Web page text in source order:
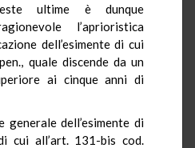
ultime è dunque
l’aprioristica
dell’esimente di cui
quale discende da un
ai cinque anni di
generale dell’esimente di
cui all’art. 131-bis cod.